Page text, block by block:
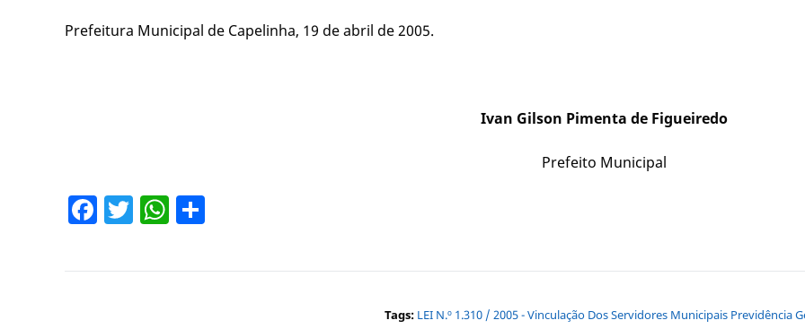
Prefeitura Municipal de Capelinha, 19 de abril de 2005.
Ivan Gilson Pimenta de Figueiredo
Prefeito Municipal
Facebook
TwitterWhatsApp
Tags: LEI N.º 1.310 / 2005 - Vinculação Dos Servidores Municipais Previdência